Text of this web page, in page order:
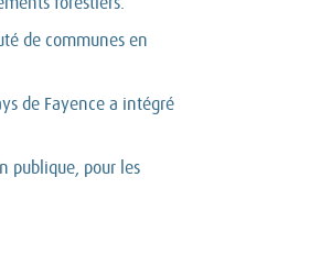
de communes en
de Fayence a intégré
publique, pour les